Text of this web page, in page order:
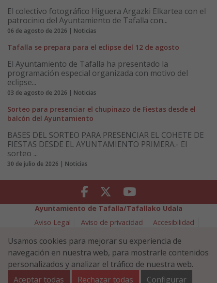
El colectivo fotográfico Higuera Argazki Elkartea con el
patrocinio del Ayuntamiento de Tafalla con...
06 de agosto de 2026 | Noticias
Tafalla se prepara para el eclipse del 12 de agosto
El Ayuntamiento de Tafalla ha presentado la
programación especial organizada con motivo del
eclipse...
03 de agosto de 2026 | Noticias
Sorteo para presenciar el chupinazo de Fiestas desde el
balcón del Ayuntamiento
BASES DEL SORTEO PARA PRESENCIAR EL COHETE DE
FIESTAS DESDE EL AYUNTAMIENTO PRIMERA.- El
sorteo ...
30 de julio de 2026 | Noticias
Facebook Twitter Youtube
Ayuntamiento de Tafalla/Tafallako Udala
Aviso Legal
Aviso de privacidad
Accesibilidad
Política de Seguridad de la Información
Plaza Navarra 5 - 31300 Tafalla (NAVARRA)
948 70 18 11
ayuntamiento@tafalla.es
Usamos cookies para mejorar su experiencia de
navegación en nuestra web, para mostrarle contenidos
personalizados y analizar el tráfico de nuestra web.
Aceptar todas
Rechazar todas Configurar